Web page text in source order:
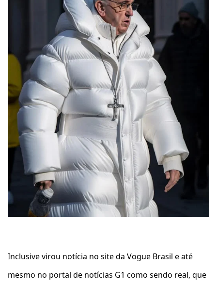
Inclusive virou notícia no site da Vogue Brasil e até
mesmo no portal de notícias G1 como sendo real, que